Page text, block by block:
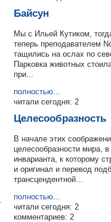
Байсун
Мы с Ильей Кутиком,
теперь преподавателем
тащились на ослах по
Парковка животных
при...
полностью...
читали сегодня: 2
Целесообразность
В начале этих
целесообразности мира,
инварианта, к которому
и оригинал и перевод
трансцендентной...
полностью...
читали сегодня: 2
комментариев: 2